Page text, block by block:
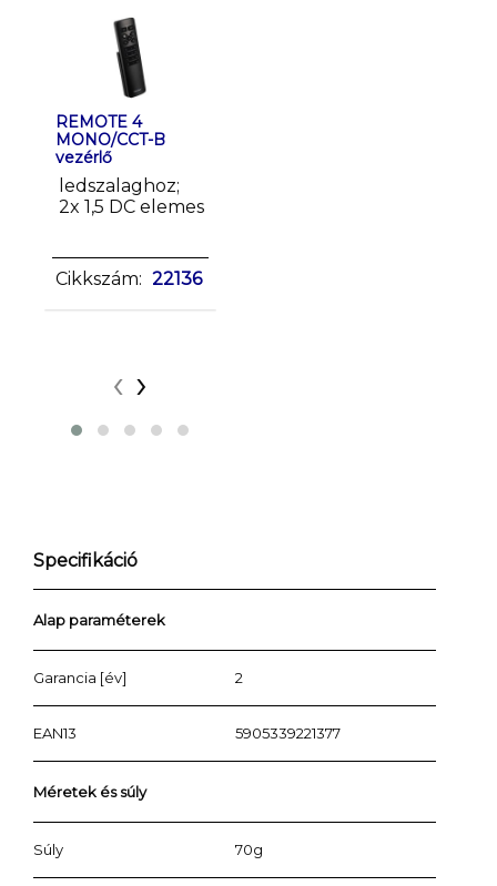
REMOTE 4
MONO/CCT-B
vezérlő
ledszalaghoz;
2x 1,5 DC elemes
Cikkszám: 22136
‹ ›
Specifikáció
Alap paraméterek
Garancia [év] 2
EAN13 5905339221377
Méretek és súly
Súly 70g